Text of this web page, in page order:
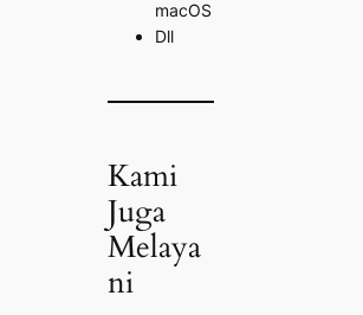
macOS
Dll
Kami
Juga
Melaya
ni